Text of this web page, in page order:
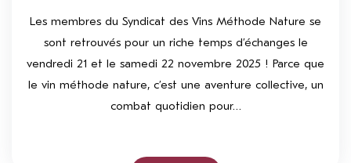
Les membres du Syndicat des Vins Méthode Nature se
sont retrouvés pour un riche temps d’échanges le
vendredi 21 et le samedi 22 novembre 2025 ! Parce que
le vin méthode nature, c’est une aventure collective, un
combat quotidien pour…